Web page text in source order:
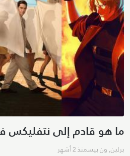
ما هو قادم إلى نتفليكس في
برلين, ون بيسمنذ 2 أشهر